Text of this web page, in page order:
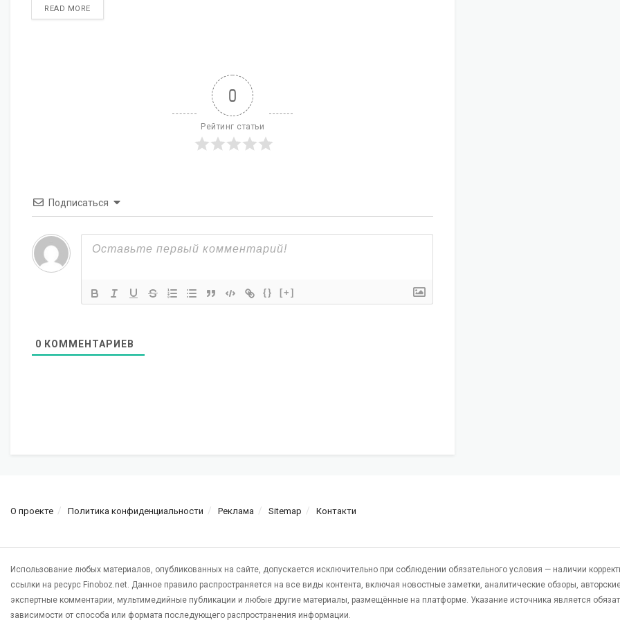
READ MOREDETAILS
0
Рейтинг статьи
Подписаться
{} [+]
0 КОММЕНТАРИЕВ
О проекте Политика конфиденциальности Реклама Sitemap Контакти
Использование любых материалов, опубликованных на сайте, допускается исключительно при соблюдении обязательного условия — наличии
ссылки на ресурс Finoboz.net. Данное правило распространяется на все виды контента, включая новостные заметки, аналитические обзоры,
экспертные комментарии, мультимедийные публикации и любые другие материалы, размещённые на платформе. Указание источника является
зависимости от способа или формата последующего распространения информации.